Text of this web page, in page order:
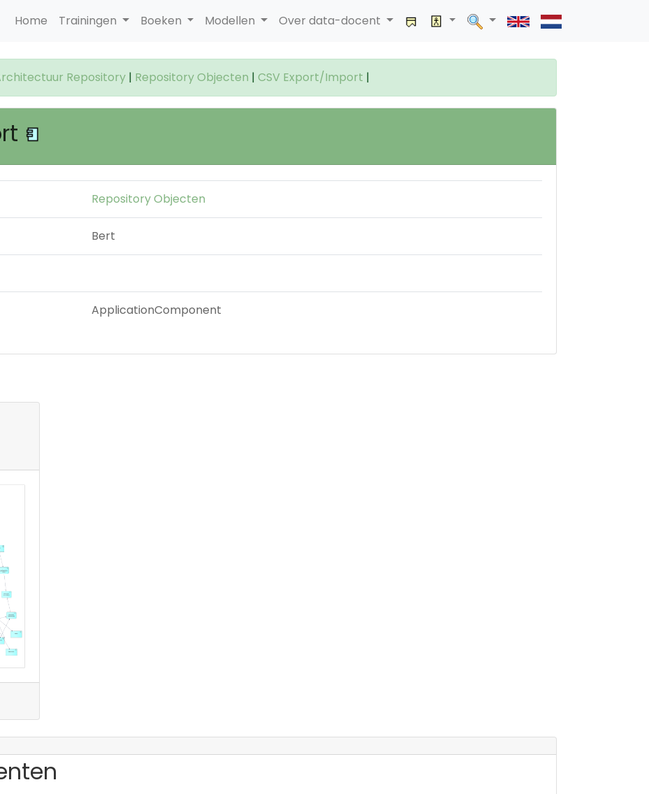
Home Trainingen Boeken Modellen Over data-docent
Repository | Repository Objecten | CSV Export/Import |
Repository Objecten
Bert
ApplicationComponent